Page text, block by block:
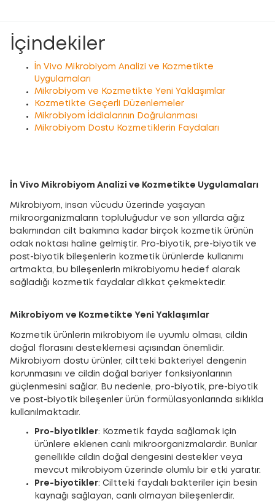
İçindekiler
İn Vivo Mikrobiyom Analizi ve Kozmetikte
Uygulamaları
Mikrobiyom ve Kozmetikte Yeni Yaklaşımlar
Kozmetikte Geçerli Düzenlemeler
Mikrobiyom İddialarının Doğrulanması
Mikrobiyom Dostu Kozmetiklerin Faydaları
İn Vivo Mikrobiyom Analizi ve Kozmetikte Uygulamaları
Mikrobiyom, insan vücudu üzerinde yaşayan
mikroorganizmaların topluluğudur ve son yıllarda ağız
bakımından cilt bakımına kadar birçok kozmetik ürünün
odak noktası haline gelmiştir. Pro-biyotik, pre-biyotik ve
post-biyotik bileşenlerin kozmetik ürünlerde kullanımı
artmakta, bu bileşenlerin mikrobiyomu hedef alarak
sağladığı kozmetik faydalar dikkat çekmektedir.
Mikrobiyom ve Kozmetikte Yeni Yaklaşımlar
Kozmetik ürünlerin mikrobiyom ile uyumlu olması, cildin
doğal florasını desteklemesi açısından önemlidir.
Mikrobiyom dostu ürünler, ciltteki bakteriyel dengenin
korunmasını ve cildin doğal bariyer fonksiyonlarının
güçlenmesini sağlar. Bu nedenle, pro-biyotik, pre-biyotik
ve post-biyotik bileşenler ürün formülasyonlarında sıklıkla
kullanılmaktadır.
Pro-biyotikler: Kozmetik fayda sağlamak için
ürünlere eklenen canlı mikroorganizmalardır. Bunlar
genellikle cildin doğal dengesini destekler veya
mevcut mikrobiyom üzerinde olumlu bir etki yaratır.
Pre-biyotikler: Ciltteki faydalı bakteriler için besin
kaynağı sağlayan, canlı olmayan bileşenlerdir.